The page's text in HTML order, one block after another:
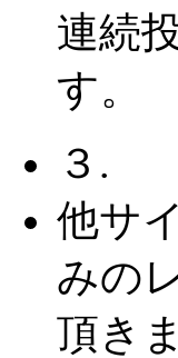
連続
す。
３.
他サ
みの
頂き